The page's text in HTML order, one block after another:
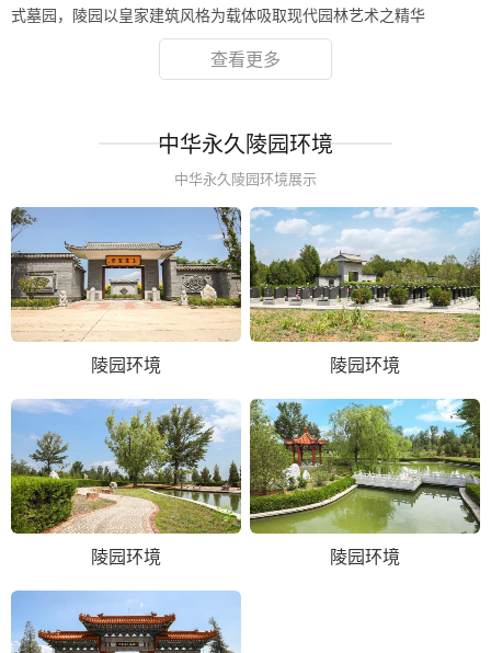
式墓园，陵园以皇家建筑风格为载体吸取现代园林艺术之精华
查看更多
中华永久陵园环境
中华永久陵园环境展示
陵园环境 陵园环境
陵园环境 陵园环境